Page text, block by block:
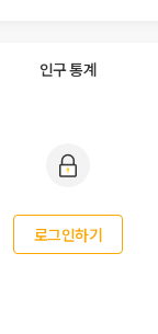
인구 통계
로그인하기